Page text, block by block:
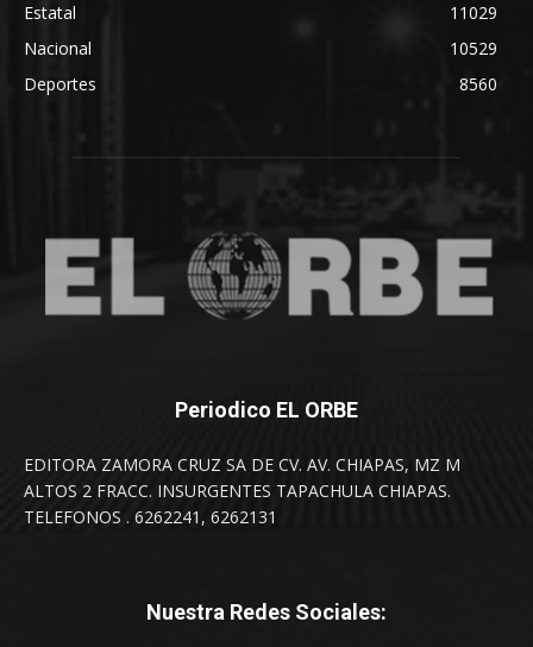
Estatal
11029
Nacional
10529
Deportes
8560
Periodico EL ORBE
EDITORA ZAMORA CRUZ SA DE CV. AV. CHIAPAS, MZ M
ALTOS 2 FRACC. INSURGENTES TAPACHULA CHIAPAS.
TELEFONOS . 6262241, 6262131
Nuestra Redes Sociales: